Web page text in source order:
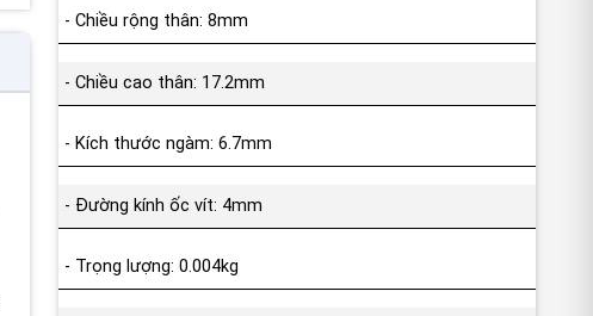
- Chiều rộng thân: 8mm
- Chiều cao thân: 17.2mm
- Kích thước ngàm: 6.7mm
- Đường kính ốc vít: 4mm
- Trọng lượng: 0.004kg